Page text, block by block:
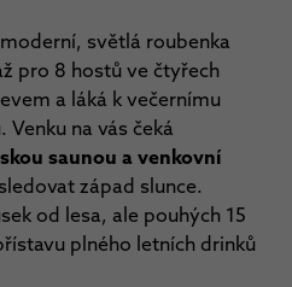
světlá roubenka
pro 8 hostů ve čtyřech
a láká k večernímu
na vás čeká
saunou a venkovní
západ slunce.
od lesa, ale pouhých 15
plného letních drinků